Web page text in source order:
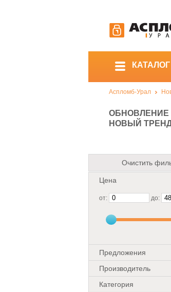
КАТАЛОГ
Аспломб-Урал
ОБНОВЛЕНИЕ
НОВЫЙ
Очистить
Цена
от: до:
Предложения
Производитель
Категория